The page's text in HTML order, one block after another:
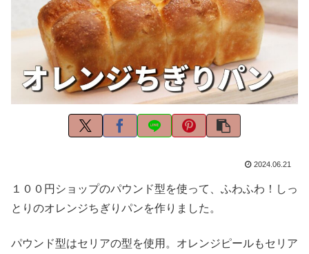
2024.06.21
１００円ショップのパウンド型を使って、ふわふわ！しっ
とりのオレンジちぎりパンを作りました。
パウンド型はセリアの型を使用。オレンジピールもセリア